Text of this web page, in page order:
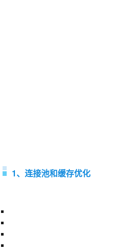
1、连接池和缓存优化